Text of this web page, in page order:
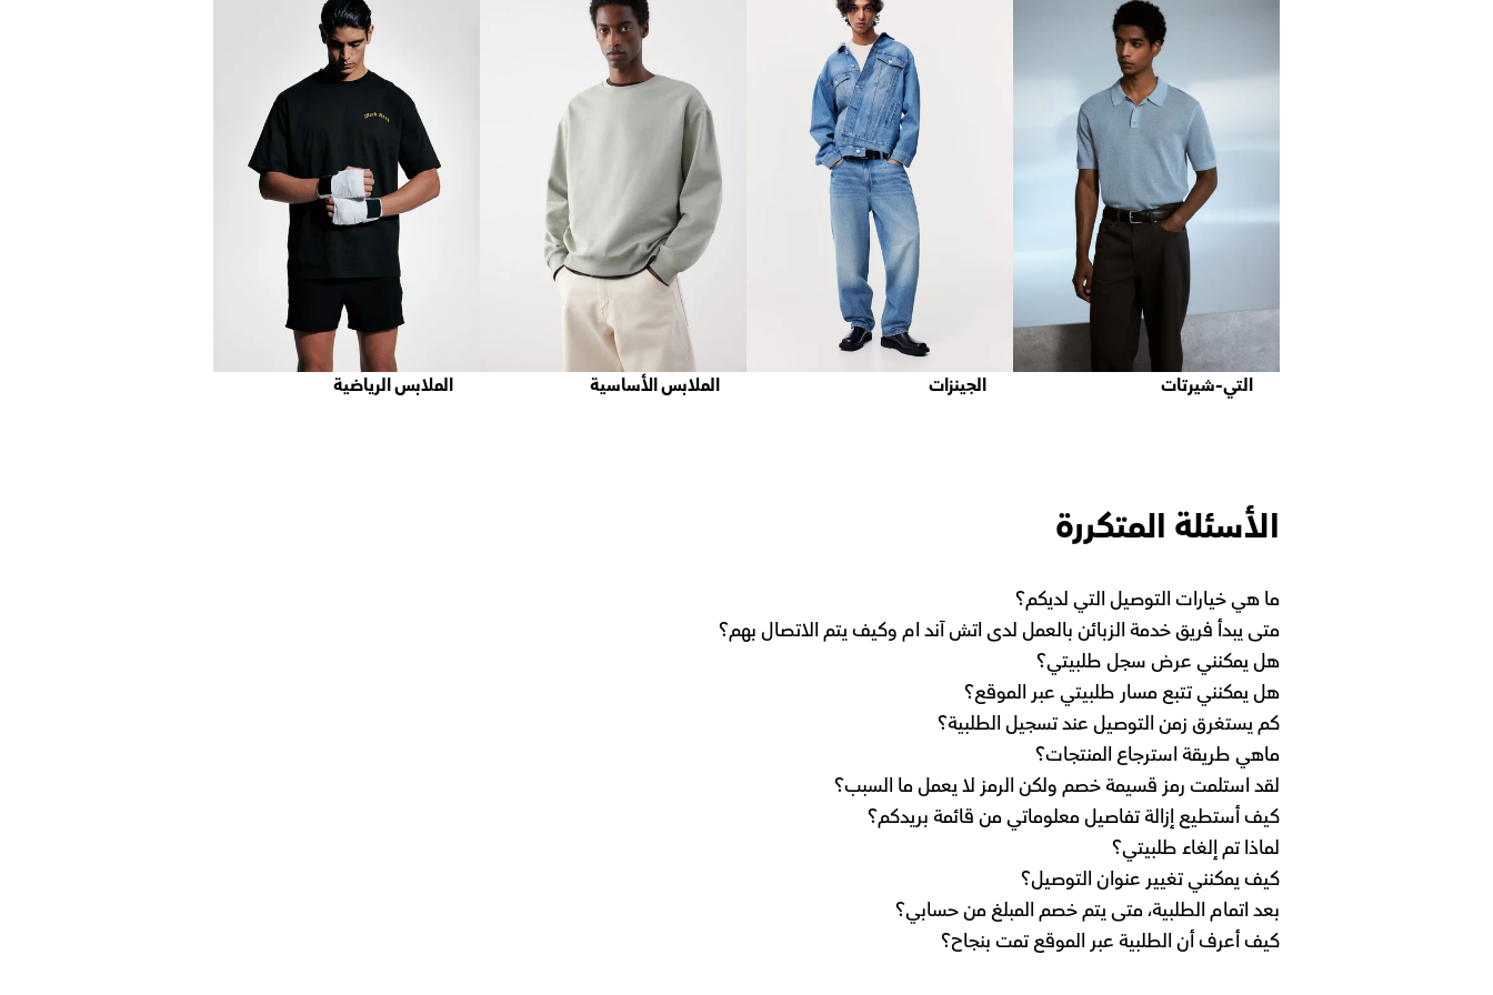
التي-شيرتات الجينزات الملابس الأساسية الملابس الرياضية
الأسئلة المتكررة
ما هي خيارات التوصيل التي لديكم؟
متى يبدأ فريق خدمة الزبائن بالعمل لدى اتش آند ام وكيف يتم الاتصال بهم؟
هل يمكنني عرض سجل طلبيتي؟
هل يمكنني تتبع مسار طلبيتي عبر الموقع؟
كم يستغرق زمن التوصيل عند تسجيل الطلبية؟
ماهي طريقة استرجاع المنتجات؟
لقد استلمت رمز قسيمة خصم ولكن الرمز لا يعمل ما السبب؟
كيف أستطيع إزالة تفاصيل معلوماتي من قائمة بريدكم؟
لماذا تم إلغاء طلبيتي؟
كيف يمكنني تغيير عنوان التوصيل؟
بعد اتمام الطلبية، متى يتم خصم المبلغ من حسابي؟
كيف أعرف أن الطلبية عبر الموقع تمت بنجاح؟